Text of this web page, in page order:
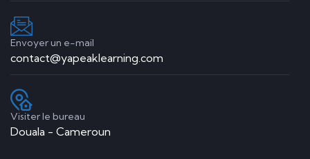
Envoyer un e-mail
contact@yapeaklearning.com
Visiter le bureau
Douala - Cameroun